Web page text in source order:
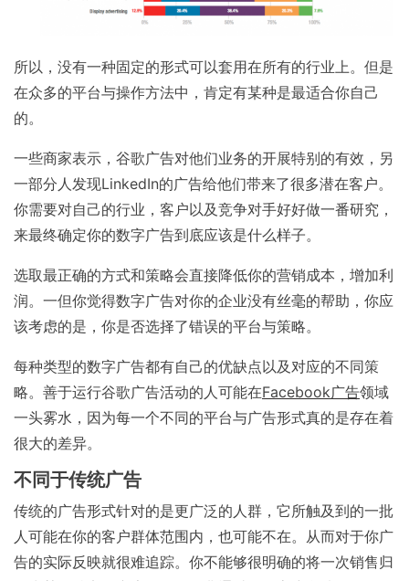
所以，没有一种固定的形式可以套用在所有的行业上。但是
在众多的平台与操作方法中，肯定有某种是最适合你自己
的。
一些商家表示，谷歌广告对他们业务的开展特别的有效，另
一部分人发现LinkedIn的广告给他们带来了很多潜在客户。
你需要对自己的行业，客户以及竞争对手好好做一番研究，
来最终确定你的数字广告到底应该是什么样子。
选取最正确的方式和策略会直接降低你的营销成本，增加利
润。一但你觉得数字广告对你的企业没有丝毫的帮助，你应
该考虑的是，你是否选择了错误的平台与策略。
每种类型的数字广告都有自己的优缺点以及对应的不同策
略。善于运行谷歌广告活动的人可能在Facebook广告领域
一头雾水，因为每一个不同的平台与广告形式真的是存在着
很大的差异。
不同于传统广告
传统的广告形式针对的是更广泛的人群，它所触及到的一批
人可能在你的客户群体范围内，也可能不在。从而对于你广
告的实际反映就很难追踪。你不能够很明确的将一次销售归